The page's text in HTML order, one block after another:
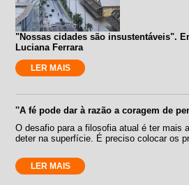
"Nossas cidades são insustentáveis".
Luciana Ferrara
LER MAIS
''A fé pode dar à razão a coragem de
O desafio para a filosofia atual é ter mais
deter na superfície. É preciso colocar os
LER MAIS